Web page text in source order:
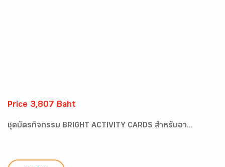
Price 3,807 Baht
ชุดบัตรกิจกรรม BRIGHT ACTIVITY CARDS สำหรับอา...